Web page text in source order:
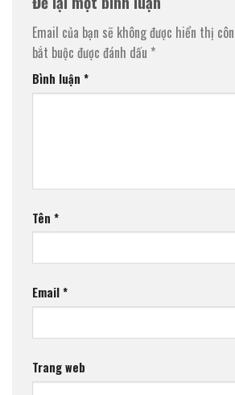
Email của bạn sẽ không được hiển thị
bắt buộc được đánh dấu *
Bình luận *
Tên *
Email*
Trang web